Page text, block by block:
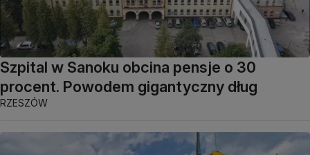
Szpital w Sanoku obcina pensje o 30
procent. Powodem gigantyczny dług
RZESZÓW